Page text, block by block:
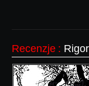
Recenzje :